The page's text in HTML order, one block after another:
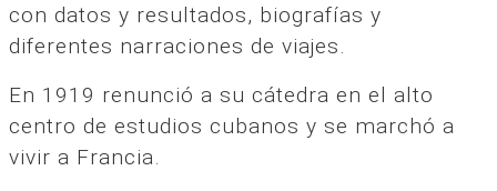
con datos y resultados, biografías y
diferentes narraciones de viajes.
En 1919 renunció a su cátedra en el alto
centro de estudios cubanos y se marchó a
vivir a Francia.